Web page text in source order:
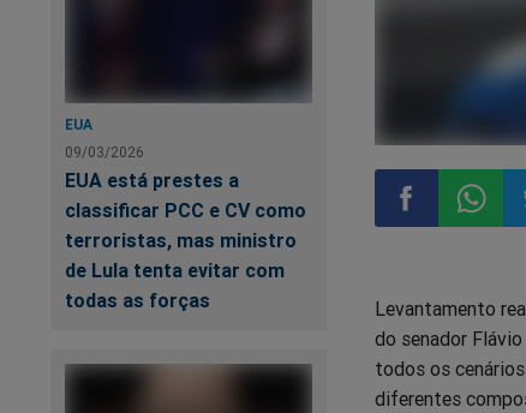
EUA
09/03/2026
EUA está prestes a
classificar PCC e CV como
terroristas, mas ministro
de Lula tenta evitar com
todas as forças
no
Facebook
no
Levantamento
do senador
todos os
diferentes